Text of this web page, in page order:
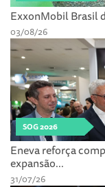
ExxonMobil Brasil
03/08/26
SOG 2026
Eneva reforça
expansão...
31/07/26